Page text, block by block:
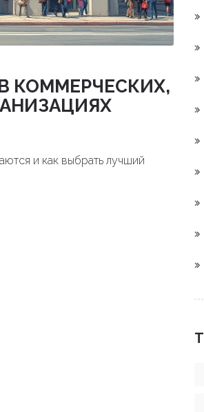
КОММЕРЧЕСКИХ,
и как выбрать лучший